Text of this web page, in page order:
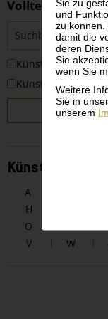
und
zu können.
damit die
deren
Sie
wenn Sie
Weitere
Sie in
unserem
Volltextsuche
KünstlerInnen
Kunstwerke
KünstlerInnen
A
H
O
V
W